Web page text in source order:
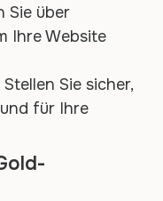
Sie über
Ihre Website
Stellen Sie sicher,
für Ihre